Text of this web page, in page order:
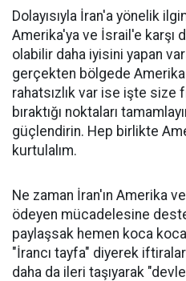
Dolayısıyla İran'a yönelik
Amerika'ya ve İsrail'e karşı
olabilir daha iyisini yapan
gerçekten bölgede
rahatsızlık var ise işte size
bıraktığı noktaları
güçlendirin. Hep birlikte
kurtulalım.
Ne zaman İran'ın Amerika
ödeyen mücadelesine
paylaşsak hemen koca
"İrancı tayfa" diyerek
daha da ileri taşıyarak